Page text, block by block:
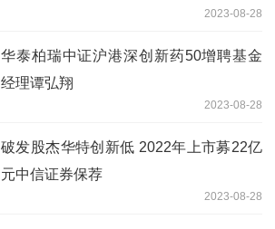
2023-08-28
华泰柏瑞中证沪港深创新药50增聘基金
经理谭弘翔
2023-08-28
破发股杰华特创新低 2022年上市募22亿
元中信证券保荐
2023-08-28